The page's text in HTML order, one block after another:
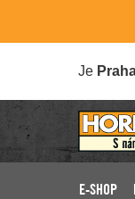
Je
E-SHOP